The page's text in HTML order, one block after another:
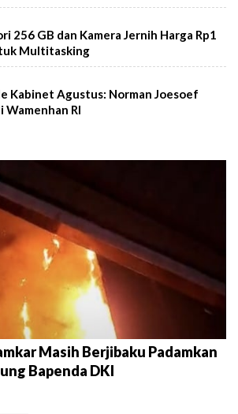
256 GB dan Kamera Jernih Harga Rp1
Multitasking
Kabinet Agustus: Norman Joesoef
Wamenhan RI
Masih Berjibaku Padamkan
Bapenda DKI